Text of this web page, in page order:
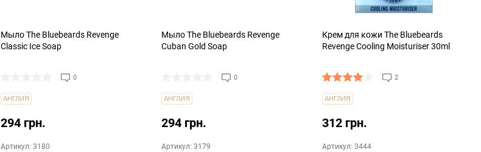
Мыло The Bluebeards Revenge
Classic Ice Soap
0
АНГЛИЯ
294 грн.
Артикул: 3180
Мыло The Bluebeards Revenge
Cuban Gold Soap
0
АНГЛИЯ
294 грн.
Артикул: 3179
Крем для кожи The Bluebeards
Revenge Cooling Moisturiser 30ml
2
АНГЛИЯ
312 грн.
Артикул: 3444